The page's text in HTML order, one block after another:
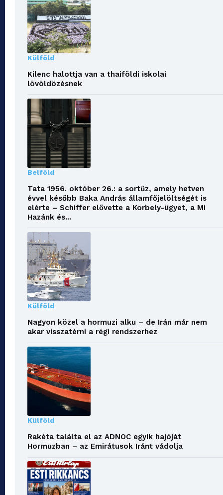
Külföld
Kilenc halottja van a thaiföldi iskolai
lövöldözésnek
Belföld
Tata 1956. október 26.: a sortűz, amely hetven
évvel később Baka András államfőjelöltségét is
elérte – Schiffer elővette a Korbely-ügyet, a Mi
Hazánk és...
Külföld
Nagyon közel a hormuzi alku – de Irán már nem
akar visszatérni a régi rendszerhez
Külföld
Rakéta találta el az ADNOC egyik hajóját
Hormuzban – az Emirátusok Iránt vádolja